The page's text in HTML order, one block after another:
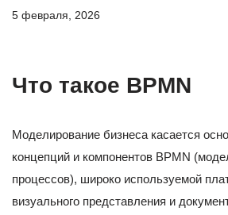
5 февраля, 2026
Что такое BPMN
Моделирование бизнеса касается
концепций и компонентов BPMN
процессов), широко используемой
визуального представления и